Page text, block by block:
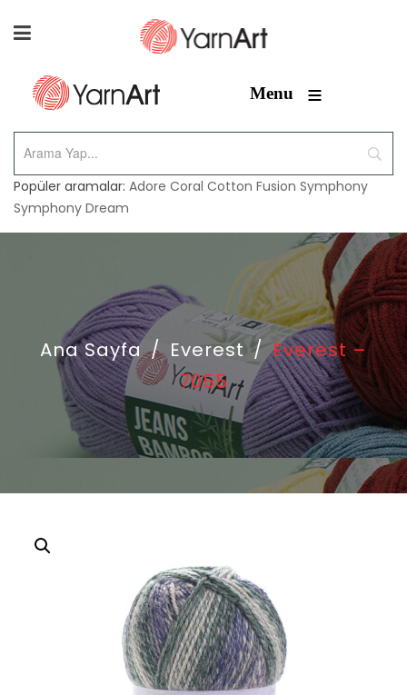
Menu ≡
Popüler aramalar: Adore Coral Cotton Fusion Symphony
Symphony Dream
Ana Sayfa / Everest / Everest –
7055